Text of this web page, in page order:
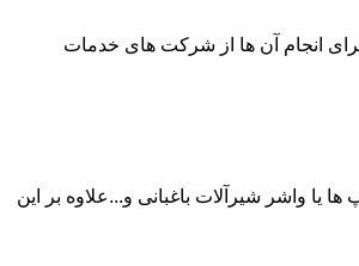
انجام آن ها از شرکت های خدمات
واشر شیرآلات باغبانی و...علاوه بر این